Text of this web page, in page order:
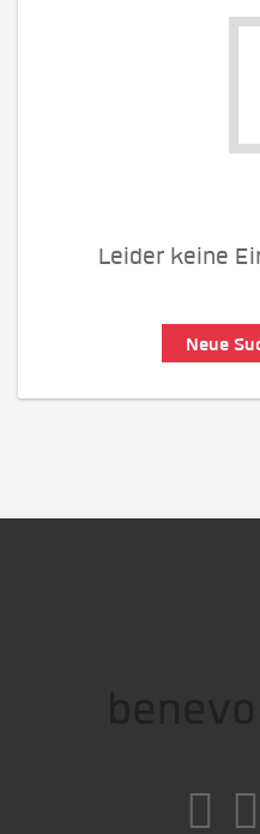
Leider keine
Neue